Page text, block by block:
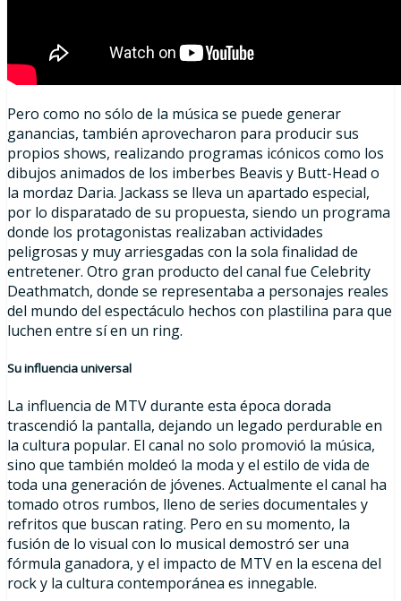
Pero como no sólo de la música se puede generar
ganancias, también aprovecharon para producir sus
propios shows, realizando programas icónicos como los
dibujos animados de los imberbes Beavis y Butt-Head o
la mordaz Daria. Jackass se lleva un apartado especial,
por lo disparatado de su propuesta, siendo un programa
donde los protagonistas realizaban actividades
peligrosas y muy arriesgadas con la sola finalidad de
entretener. Otro gran producto del canal fue Celebrity
Deathmatch, donde se representaba a personajes reales
del mundo del espectáculo hechos con plastilina para que
luchen entre sí en un ring.
Su influencia universal
La influencia de MTV durante esta época dorada
trascendió la pantalla, dejando un legado perdurable en
la cultura popular. El canal no solo promovió la música,
sino que también moldeó la moda y el estilo de vida de
toda una generación de jóvenes. Actualmente el canal ha
tomado otros rumbos, lleno de series documentales y
refritos que buscan rating. Pero en su momento, la
fusión de lo visual con lo musical demostró ser una
fórmula ganadora, y el impacto de MTV en la escena del
rock y la cultura contemporánea es innegable.